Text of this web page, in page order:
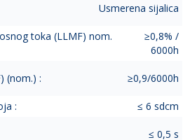
Usmerena sijalica
toka (LLMF) nom.
≥0,8% /
6000h
(nom.) : ≥0,9/6000h
: ≤ 6 sdcm
≤ 0,5 s